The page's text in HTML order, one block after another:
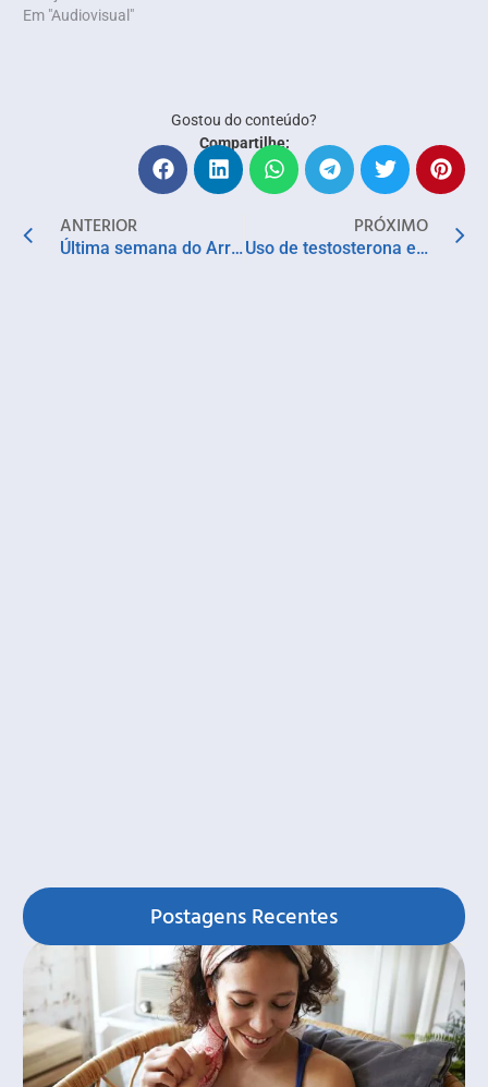
Em "Audiovisual"
Gostou do conteúdo?
Compartilhe:
ANTERIOR
Última semana do Arraiá do Bela tem shows de Xote Mania, Junior Luzz e Ruan Santana
PRÓXIMO
Uso de testosterona em mulheres. Quando deve ser indicado?
Postagens Recentes